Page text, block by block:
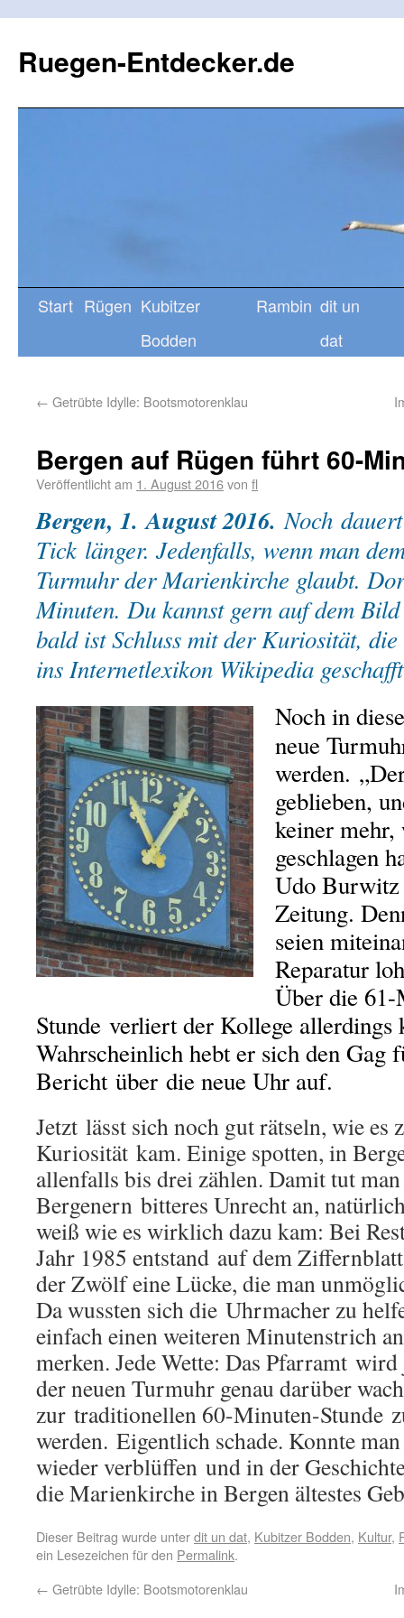
Ruegen-Entdecker.de
Start Rügen Kubitzer
Bodden
Rambin dit un
dat
← Getrübte Idylle: Bootsmotorenklau
Bergen auf Rügen führt 60-
Veröffentlicht am 1. August 2016von fl
Bergen, 1. August 2016.Noch
Tick länger. Jedenfalls, wenn man
Turmuhr der Marienkirche glaubt.
Minuten. Du kannst gern auf dem
bald ist Schluss mit der Kuriosität,
ins Internetlexikon Wikipedia
Noch in
neue
werden.
geblieben,
keiner mehr,
geschlagen
Udo Burwitz
Zeitung.
seien
Reparatur
Über die
Stunde verliert der Kollege allerdings
Wahrscheinlich hebt er sich den Gag
Bericht über die neue Uhr auf.
Jetzt lässt sich noch gut rätseln, wie es
Kuriosität kam. Einige spotten, in
allenfalls bis drei zählen. Damit tut
Bergenern bitteres Unrecht an,
weiß wie es wirklich dazu kam: Bei
Jahr 1985 entstand auf dem
der Zwölf eine Lücke, die man
Da wussten sich die Uhrmacher zu
einfach einen weiteren Minutenstrich
merken. Jede Wette: Das Pfarramt
der neuen Turmuhr genau darüber
zur traditionellen 60-Minuten-Stunde
werden. Eigentlich schade. Konnte
wieder verblüffen und in der
die Marienkirche in Bergen ältestes
Dieser Beitrag wurde unterdit un dat, Kubitzer Bodden, Kultur,
ein Lesezeichen für den Permalink.
← Getrübte Idylle: Bootsmotorenklau